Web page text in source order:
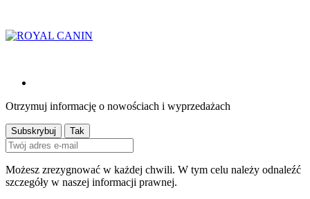
Otrzymuj informację o nowościach i wyprzedażach
Możesz zrezygnować w każdej chwili. W tym celu należy odnaleźć
szczegóły w naszej informacji prawnej.